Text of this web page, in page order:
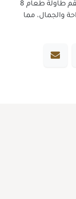
استمتع بتجربة تناول الطعام الفاخرة مع طقم طاولة طعام 8
والجمال، مما